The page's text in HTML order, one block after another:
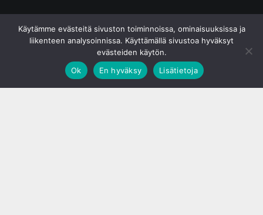
Käytämme evästeitä sivuston toiminnoissa, ominaisuuksissa ja
liikenteen analysoinnissa. Käyttämällä sivustoa hyväksyt
evästeiden käytön.
Ok
En hyväksy Lisätietoja